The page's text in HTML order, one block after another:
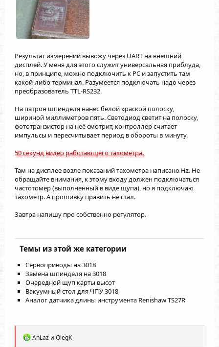
Результат измерений вывожу через UART на внешний
дисплей. У меня для этого служит универсальная приблуда,
но, в принципе, можно подключить к PC и запустить там
какой-либо терминал. Разумеется подключать надо через
преобразователь TTL-RS232.
На патрон шпинделя нанёс белой краской полоску,
шириной миллиметров пять. Светодиод светит на полоску,
фототранзистор на неё смотрит, контроллер считает
импульсы и пересчитывает период в обороты в минуту.
50 секунд видео работающего тахометра.
Там на дисплее возле показаний тахометра написано Hz. Не
обращайте внимания, к этому входу должен подключаться
частотомер (выполненный в виде щупа), но я подключаю
тахометр. А прошивку править не стал.
Завтра напишу про собственно регулятор.
Темы из этой же категории
Сервоприводы на 3018
Замена шпинделя на 3018
Очередной щуп карты высот
Вакуумный стол для ЧПУ 3018
Аналог датчика длины инструмента Renishaw TS27R
РAnLaz и OlegK